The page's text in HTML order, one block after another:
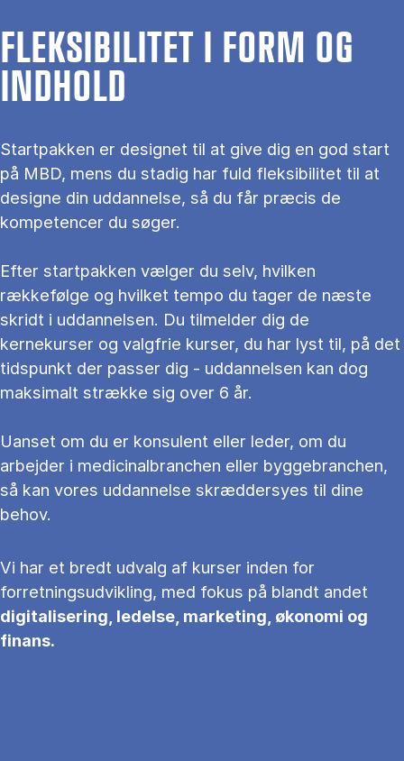
FLEKSIBILITET I FORM OG
INDHOLD
Startpakken er designet til at give dig en god start
på MBD, mens du stadig har fuld fleksibilitet til at
designe din uddannelse, så du får præcis de
kompetencer du søger.
Efter startpakken vælger du selv, hvilken
rækkefølge og hvilket tempo du tager de næste
skridt i uddannelsen. Du tilmelder dig de
kernekurser og valgfrie kurser, du har lyst til, på det
tidspunkt der passer dig - uddannelsen kan dog
maksimalt strække sig over 6 år.
Uanset om du er konsulent eller leder, om du
arbejder i medicinalbranchen eller byggebranchen,
så kan vores uddannelse skræddersyes til dine
behov.
Vi har et bredt udvalg af kurser inden for
forretningsudvikling, med fokus på blandt andet
digitalisering, ledelse, marketing, økonomi og
finans.